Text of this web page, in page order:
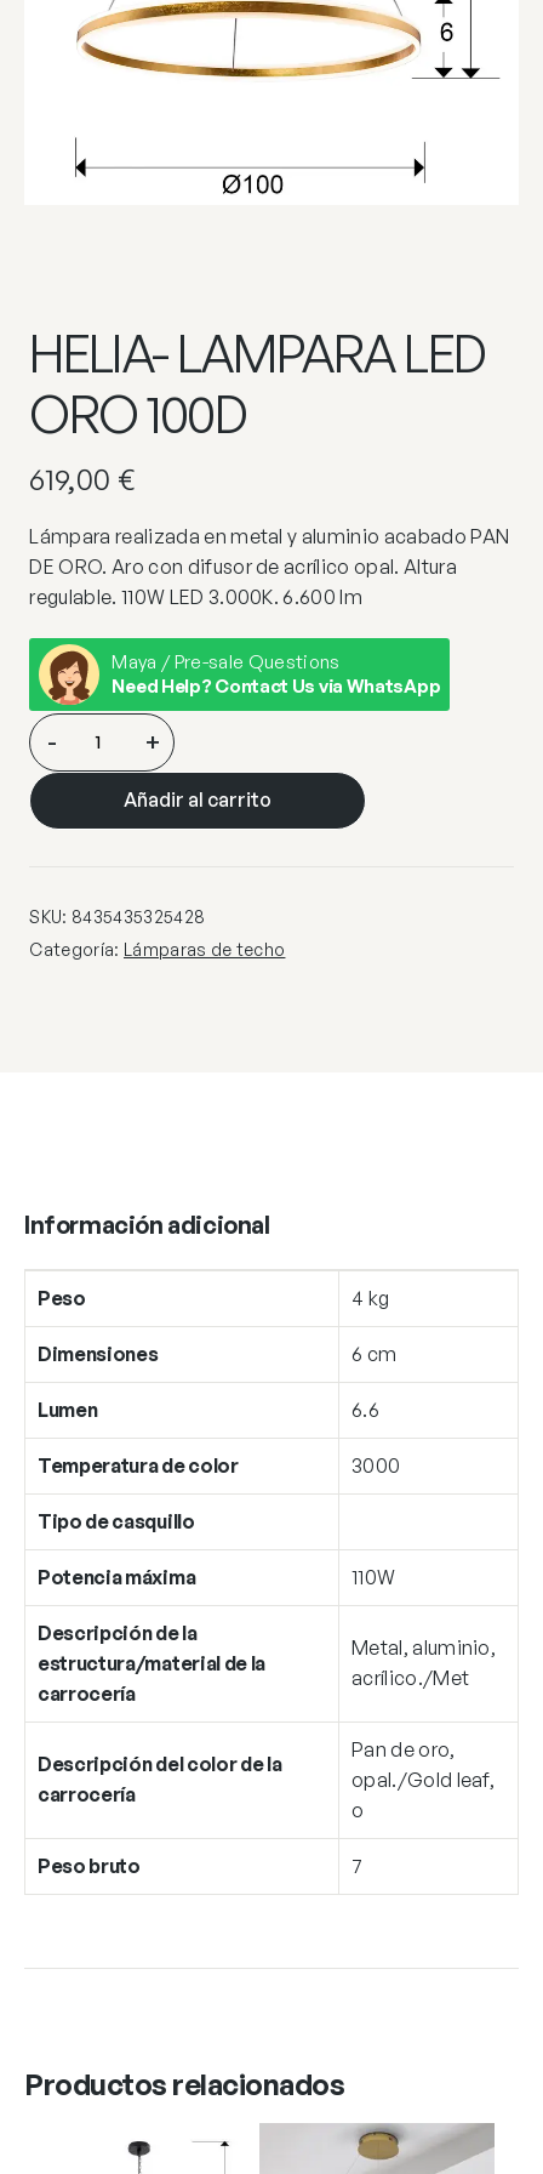
HELIA- LAMPARA LED
ORO 100D
619,00 €
Lámpara realizada en metal y aluminio acabado PAN
DE ORO. Aro con difusor de acrílico opal. Altura
regulable. 110W LED 3.000K. 6.600 lm
Maya / Pre-sale Questions
Need Help? Contact Us via WhatsApp
HELIA-
LAMPARA
LED
ORO
- +
Añadir al carrito
SKU: 8435435325428
Categoría: Lámparas de techo
Información adicional
Peso 4 kg
Dimensiones 6 cm
Lumen 6.6
Temperatura de color 3000
Tipo de casquillo
Potencia máxima 110W
Descripción de la
estructura/material de la
carrocería
Metal, aluminio,
acrílico./Met
Descripción del color de la
carrocería
Pan de oro,
opal./Gold leaf,
o
Peso bruto 7
Productos relacionados